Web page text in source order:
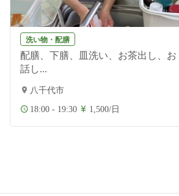
洗い物・配膳
配膳、下膳、皿洗い、お茶出し、お
話し...
八千代市
18:00 - 19:30 1,500/日